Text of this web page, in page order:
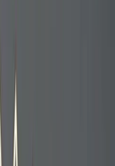
tháng 8: